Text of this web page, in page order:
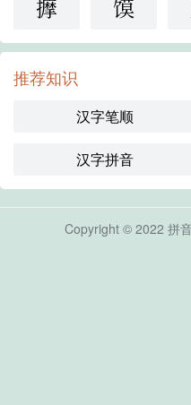
擵
馍
推荐知识
汉字笔顺
汉字拼音
Copyright © 2022 拼